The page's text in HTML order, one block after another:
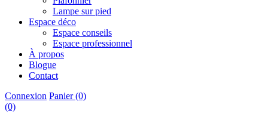
Lampe sur pied
Espace déco
Espace conseils
Espace professionnel
À propos
Blogue
Contact
Connexion Panier (0)
(0)